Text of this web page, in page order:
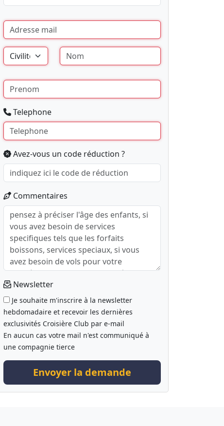
Telephone
Avez-vous un code réduction ?
Commentaires
Newsletter
Je souhaite m'inscrire à la newsletter
hebdomadaire et recevoir les dernières
exclusivités Croisière Club par e-mail
En aucun cas votre mail n'est communiqué à
une compagnie tierce
Envoyer la demande